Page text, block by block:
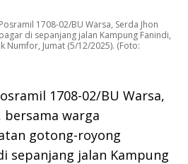
1708-02/BU Warsa, Serda Jhon
di sepanjang jalan Kampung Fanindi,
Numfor, Jumat (5/12/2025). (Foto:
1708-02/BU Warsa,
bersama warga
gotong-royong
sepanjang jalan Kampung